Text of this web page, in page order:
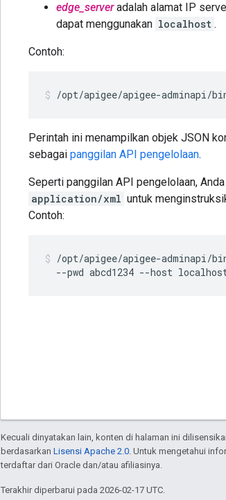
edge_serveradalah alamat IP
dapat menggunakan localhost .
Contoh:
/opt/apigee/apigee-adminapi/
Perintah ini menampilkan objek JSON
sebagai panggilan API pengelolaan.
Seperti panggilan API pengelolaan,
application/xml untuk
Contoh:
/opt/apigee/apigee-adminapi/
--pwd abcd1234 --host
Kecuali dinyatakan lain, konten di halaman ini
berdasarkan Lisensi Apache 2.0. Untuk mengetahui
terdaftar dari Oracle dan/atau afiliasinya.
Terakhir diperbarui pada 2026-02-17 UTC.